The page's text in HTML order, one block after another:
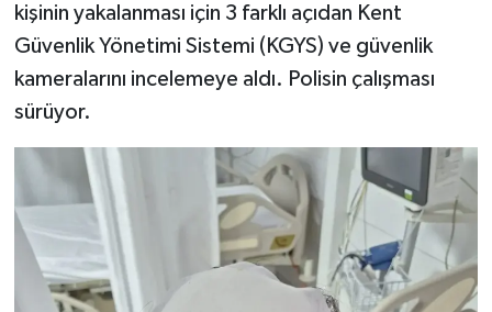
kişinin yakalanması için 3 farklı açıdan Kent
Güvenlik Yönetimi Sistemi (KGYS) ve güvenlik
kameralarını incelemeye aldı. Polisin çalışması
sürüyor.